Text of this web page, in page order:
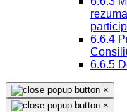
6.6.4
6.6.5
×
×